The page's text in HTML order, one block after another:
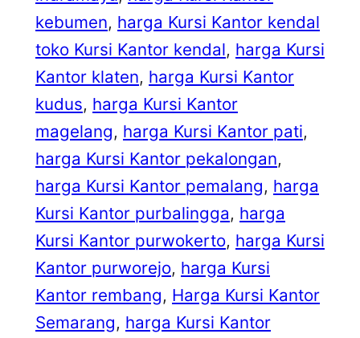
kebumen, harga Kursi Kantor kendal
toko Kursi Kantor kendal, harga Kursi
Kantor klaten, harga Kursi Kantor
kudus, harga Kursi Kantor
magelang, harga Kursi Kantor pati
harga Kursi Kantor pekalongan
harga Kursi Kantor pemalang, harga
Kursi Kantor purbalingga, harga
Kursi Kantor purwokerto, harga Kursi
Kantor purworejo, harga Kursi
Kantor rembang, Harga Kursi Kantor
Semarang, harga Kursi Kantor